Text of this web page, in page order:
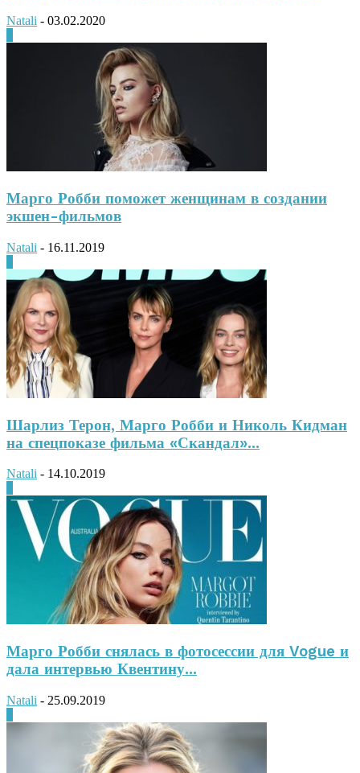
Natali - 03.02.2020
Марго Робби поможет женщинам в создании
экшен-фильмов
Natali - 16.11.2019
Шарлиз Терон, Марго Робби и Николь Кидман
на спецпоказе фильма «Скандал»...
Natali - 14.10.2019
Марго Робби снялась в фотосессии для Vogue и
дала интервью Квентину...
Natali - 25.09.2019